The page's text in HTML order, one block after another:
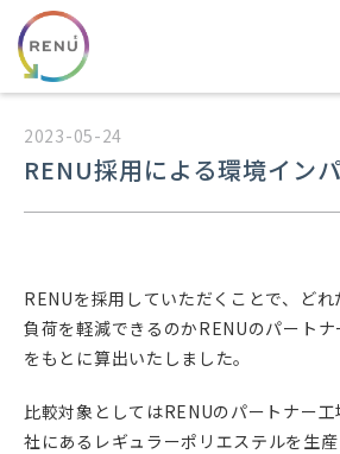
2023-05-24
RENU採用による環境イン
RENUを採用していただくことで、ど
負荷を軽減できるのかRENUのパート
をもとに算出いたしました。
比較対象としてはRENUのパートナー
社にあるレギュラーポリエステルを生